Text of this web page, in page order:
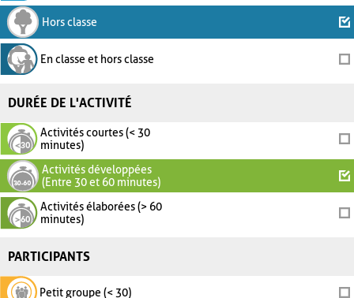
Hors classe
En classe et hors classe
DURÉE DE L'ACTIVITÉ
Activités courtes (< 30
minutes)
Activités développées
(Entre 30 et 60 minutes)
Activités élaborées (> 60
minutes)
PARTICIPANTS
Petit groupe (< 30)